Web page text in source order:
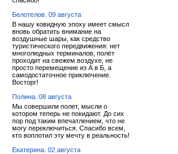
Белотелов. 09 августа
В нашу ковидную эпоху имеет смысл
вновь обратить внимание на
воздушные шары, как средство
туристического передвижения: нет
многолюдных терминалов, полёт
проходит на свежем воздухе, не
просто перемещение из А в Б, а
самодостаточное приключение.
Восторг!
Полина. 08 августа
Мы совершили полет, мысли о
котором теперь не покидают. До сих
пор под таким впечатлением, что не
могу переключиться. Спасибо всем,
кто воплотил эту мечту в реальность!
Екатерина. 02 августа